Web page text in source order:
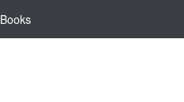
Books